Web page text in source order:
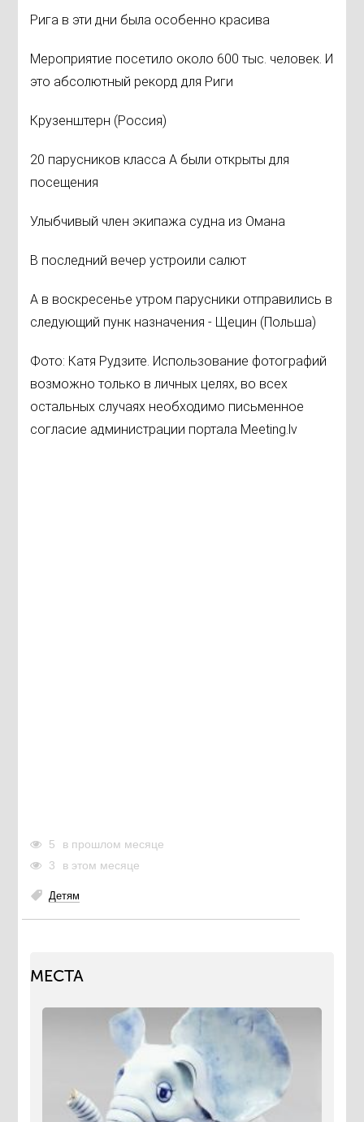
Рига в эти дни была особенно красива
Мероприятие посетило около 600 тыс. человек. И
это абсолютный рекорд для Риги
Крузенштерн (Россия)
20 парусников класса А были открыты для
посещения
Улыбчивый член экипажа судна из Омана
В последний вечер устроили салют
А в воскресенье утром парусники отправились в
следующий пунк назначения - Щецин (Польша)
Фото: Катя Рудзите. Использование фотографий
возможно только в личных целях, во всех
остальных случаях необходимо письменное
согласие aдминистрации портала Meeting.lv
5
в прошлом месяце
3
в этом месяце
Детям
МЕСТА